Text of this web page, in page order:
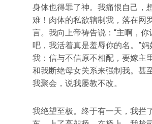
身体也得罪了神。我痛恨自己，
难！肉体的私欲辖制我，落在网
言。我向上帝祷告说：“主啊，你
吧，我活着真是羞辱你的名。”妈
我：信与不信原不相配，要嫁主
和我断绝母女关系来强制我。甚
我聚会，说我屡教不改。
我绝望至极。终于有一天，我拦